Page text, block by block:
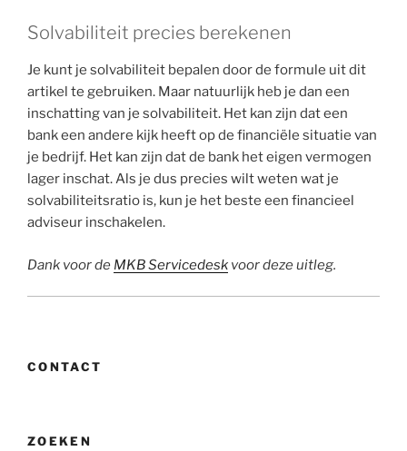
Solvabiliteit precies berekenen
Je kunt je solvabiliteit bepalen door de formule uit dit
artikel te gebruiken. Maar natuurlijk heb je dan een
inschatting van je solvabiliteit. Het kan zijn dat een
bank een andere kijk heeft op de financiële situatie van
je bedrijf. Het kan zijn dat de bank het eigen vermogen
lager inschat. Als je dus precies wilt weten wat je
solvabiliteitsratio is, kun je het beste een financieel
adviseur inschakelen.
Dank voor de MKB Servicedesk voor deze uitleg.
CONTACT
ZOEKEN